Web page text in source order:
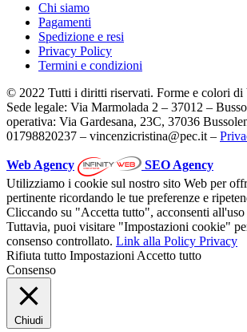
Chi siamo
Pagamenti
Spedizione e resi
Privacy Policy
Termini e condizioni
© 2022 Tutti i diritti riservati. Forme e colori di
Sede legale: Via Marmolada 2 – 37012 –
operativa: Via Gardesana, 23C, 37036
01798820237 – vincenzicristina@pec.it –
Web Agency
SEO Agency
Utilizziamo i cookie sul nostro sito Web per
pertinente ricordando le tue preferenze e
Cliccando su "Accetta tutto", acconsenti
Tuttavia, puoi visitare "Impostazioni cookie"
consenso controllato. Link alla Policy Privacy
Rifiuta tutto Impostazioni Accetto tutto
Consenso
Chiudi